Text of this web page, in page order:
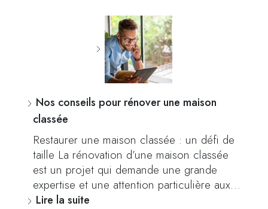
Nos conseils pour rénover une maison
classée
Restaurer une maison classée : un défi de
taille La rénovation d’une maison classée
est un projet qui demande une grande
expertise et une attention particulière aux…
Lire la suite